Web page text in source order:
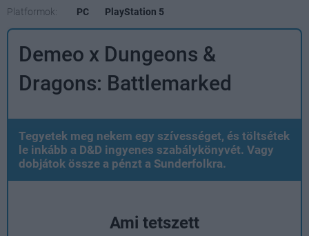
Platformok: PC PlayStation 5
Demeo x Dungeons &
Dragons: Battlemarked
Tegyetek meg nekem egy szívességet, és töltsétek
le inkább a D&D ingyenes szabálykönyvét. Vagy
dobjátok össze a pénzt a Sunderfolkra.
Ami tetszett